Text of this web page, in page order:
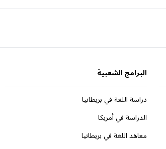
البرامج الشعبية
دراسة اللغة في بريطانيا
الدراسة في أمريكا
معاهد اللغة في بريطانيا